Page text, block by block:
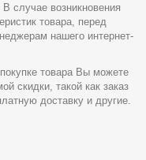
случае возникновения
товара, перед
нашего интернет-
товара Вы можете
скидки, такой как заказ
доставку и другие.